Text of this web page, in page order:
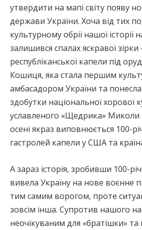
утвердити на мапі світу появу
держави України. Хоча від тих
культурному обрії нашої історії
залишився спалах яскравої зірки
республіканської капели під
Кошиця, яка стала першим
амбасадором України та
здобутки національної хорової
уславленого «Щедрика» Миколи
осені якраз виповнюється 100-
гастролей капели у США та
А зараз історія, зробивши 100-
вивела Україну на нове воєнне
тим самим ворогом, проте
зовсім інша. Супротив нашого
неочікуваним для «братішки» та